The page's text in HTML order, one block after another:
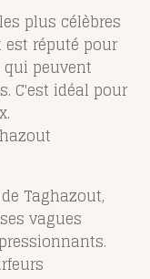
plus célèbres
est réputé pour
peuvent
C'est idéal pour
Taghazout,
vagues